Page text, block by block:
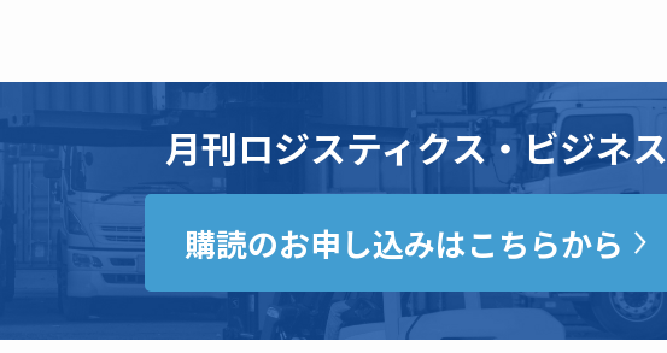
月刊ロジスティクス・ビジネス
購読のお申し込みはこちらから